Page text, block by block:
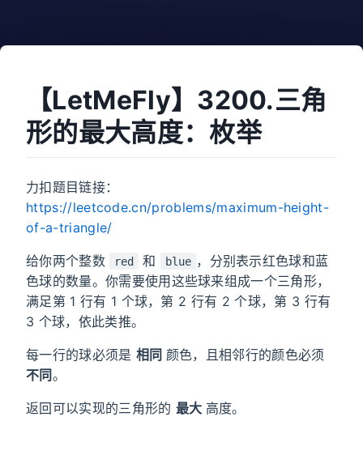
【LetMeFly】3200.三角
形的最大高度：枚举
力扣题目链接：
https://leetcode.cn/problems/maximum-height-
of-a-triangle/
给你两个整数 red 和 blue ，分别表示红色球和蓝
色球的数量。你需要使用这些球来组成一个三角形，
满足第 1 行有 1 个球，第 2 行有 2 个球，第 3 行有
3 个球，依此类推。
每一行的球必须是 相同 颜色，且相邻行的颜色必须
不同。
返回可以实现的三角形的 最大 高度。